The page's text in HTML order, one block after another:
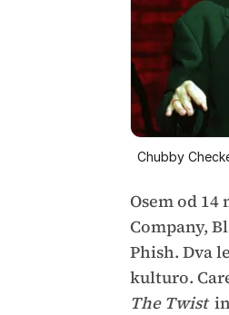
Chubby
Osem od
Company,
Phish. Dva
kulturo.
The Twist